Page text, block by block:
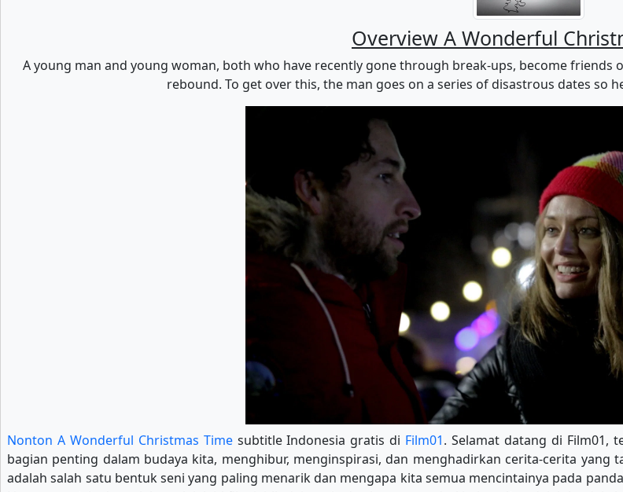
Overview A Wonderful
A young man and young woman, both who have recently gone through break-ups, become
rebound. To get over this, the man goes on a series of disastrous dates so
Nonton A Wonderful Christmas Timesubtitle Indonesia gratis di Film01. Selamat datang di Film01,
bagian penting dalam budaya kita, menghibur, menginspirasi, dan menghadirkan cerita-cerita
adalah salah satu bentuk seni yang paling menarik dan mengapa kita semua mencintainya pada